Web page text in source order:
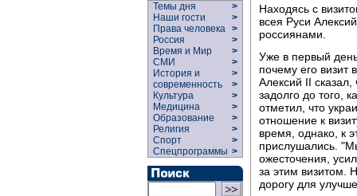
Темы дня
>
Наши гости
>
Права человека >
Россия
>
Время и Мир
>
СМИ
>
История и
современность
>
>
Культура
>
Медицина
>
Образование
>
Религия
>
Спорт
>
Спецпрограммы >
Находясь с
всея Руси
россиянами.
Уже в первый
почему его визит
Алексий ІІ
задолго до того,
отметил, что
отношение к
время, однако, к
прислушались.
ожесточения,
за этим визитом.
дорогу для